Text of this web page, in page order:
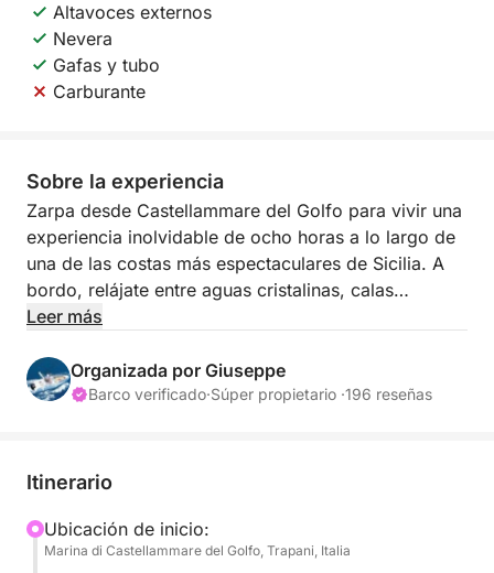
Altavoces externos
Nevera
Gafas y tubo
Carburante
Sobre la experiencia
Zarpa desde Castellammare del Golfo para vivir una
experiencia inolvidable de ocho horas a lo largo de
una de las costas más espectaculares de Sicilia. A
bordo, relájate entre aguas cristalinas, calas
vírgenes y paisajes impresionantes, navegando entre
Faraglioni de Scopello hasta llegar a San Vito Lo
Capo. Esta excursión es perfecta para quienes
bellas de la zona, como Fossa dello Stinco, Cala
Bianca y Cala Rossa, famosas por sus aguas
Leer más
Organizada por Giuseppe
Barco verificado·Súper propietario ·196 reseñas
Itinerario
Ubicación de inicio:
Marina di Castellammare del Golfo, Trapani, Italia